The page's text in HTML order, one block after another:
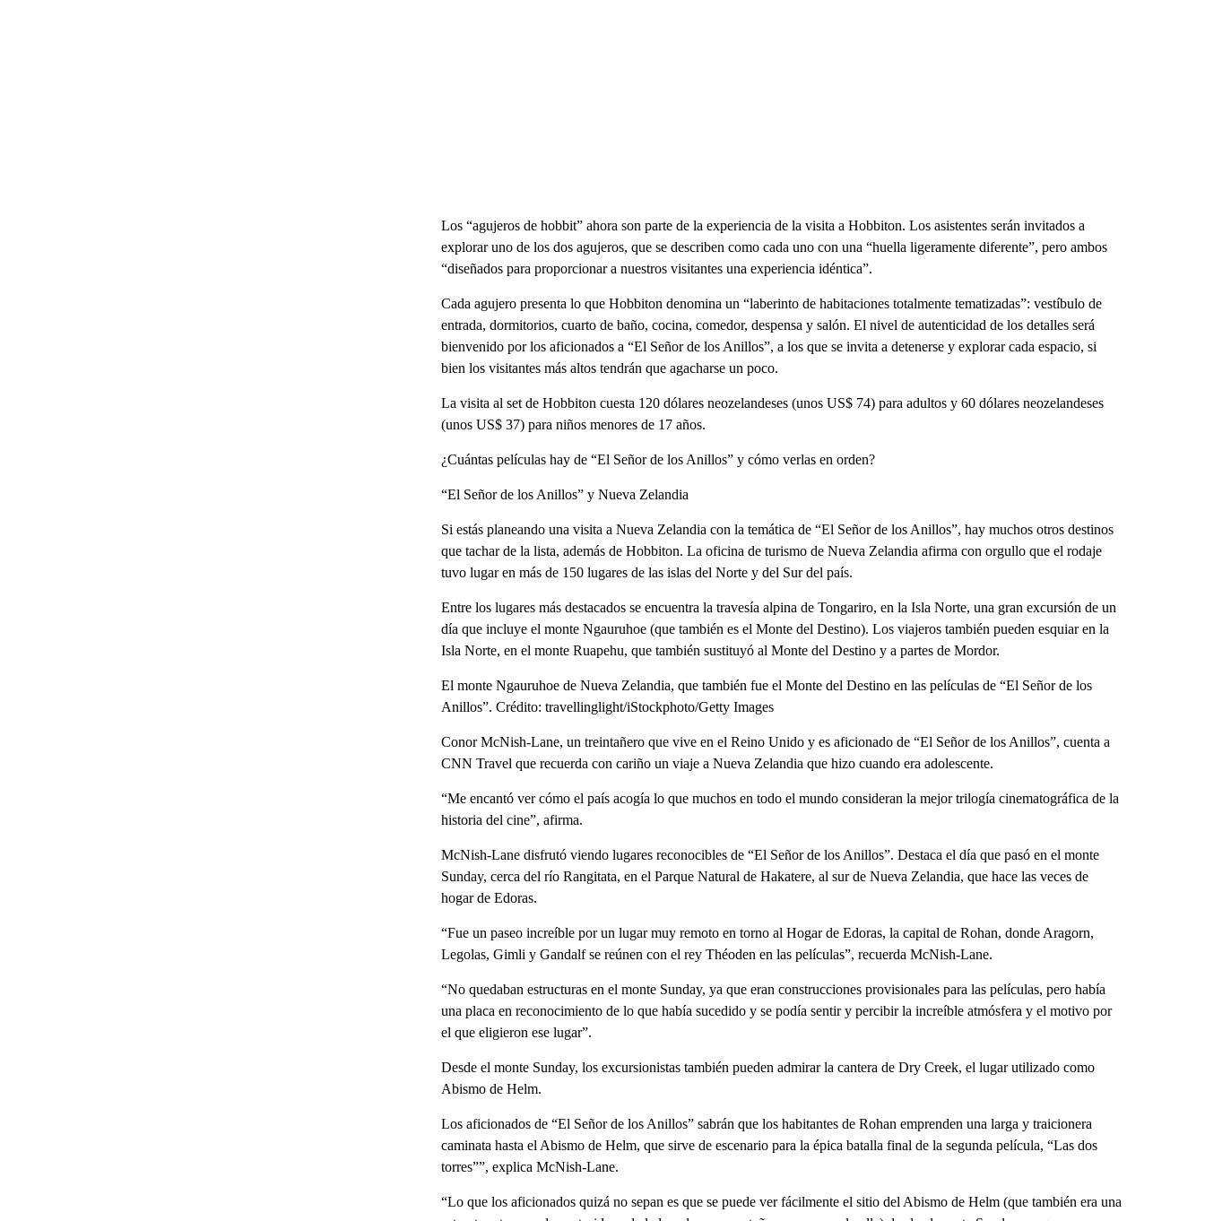
Los “agujeros de hobbit” ahora son parte de la experiencia de la visita a Hobbiton. Los asistentes serán invitados a
explorar uno de los dos agujeros, que se describen como cada uno con una “huella ligeramente diferente”, pero ambos
“diseñados para proporcionar a nuestros visitantes una experiencia idéntica”.
Cada agujero presenta lo que Hobbiton denomina un “laberinto de habitaciones totalmente tematizadas”: vestíbulo de
entrada, dormitorios, cuarto de baño, cocina, comedor, despensa y salón. El nivel de autenticidad de los detalles será
bienvenido por los aficionados a “El Señor de los Anillos”, a los que se invita a detenerse y explorar cada espacio, si
bien los visitantes más altos tendrán que agacharse un poco.
La visita al set de Hobbiton cuesta 120 dólares neozelandeses (unos US$ 74) para adultos y 60 dólares neozelandeses
(unos US$ 37) para niños menores de 17 años.
¿Cuántas películas hay de “El Señor de los Anillos” y cómo verlas en orden?
“El Señor de los Anillos” y Nueva Zelandia
Si estás planeando una visita a Nueva Zelandia con la temática de “El Señor de los Anillos”, hay muchos otros destinos
que tachar de la lista, además de Hobbiton. La oficina de turismo de Nueva Zelandia afirma con orgullo que el rodaje
tuvo lugar en más de 150 lugares de las islas del Norte y del Sur del país.
Entre los lugares más destacados se encuentra la travesía alpina de Tongariro, en la Isla Norte, una gran excursión de un
día que incluye el monte Ngauruhoe (que también es el Monte del Destino). Los viajeros también pueden esquiar en la
Isla Norte, en el monte Ruapehu, que también sustituyó al Monte del Destino y a partes de Mordor.
El monte Ngauruhoe de Nueva Zelandia, que también fue el Monte del Destino en las películas de “El Señor de los
Anillos”. Crédito: travellinglight/iStockphoto/Getty Images
Conor McNish-Lane, un treintañero que vive en el Reino Unido y es aficionado de “El Señor de los Anillos”, cuenta a
CNN Travel que recuerda con cariño un viaje a Nueva Zelandia que hizo cuando era adolescente.
“Me encantó ver cómo el país acogía lo que muchos en todo el mundo consideran la mejor trilogía cinematográfica de la
historia del cine”, afirma.
McNish-Lane disfrutó viendo lugares reconocibles de “El Señor de los Anillos”. Destaca el día que pasó en el monte
Sunday, cerca del río Rangitata, en el Parque Natural de Hakatere, al sur de Nueva Zelandia, que hace las veces de
hogar de Edoras.
“Fue un paseo increíble por un lugar muy remoto en torno al Hogar de Edoras, la capital de Rohan, donde Aragorn,
Legolas, Gimli y Gandalf se reúnen con el rey Théoden en las películas”, recuerda McNish-Lane.
“No quedaban estructuras en el monte Sunday, ya que eran construcciones provisionales para las películas, pero había
una placa en reconocimiento de lo que había sucedido y se podía sentir y percibir la increíble atmósfera y el motivo por
el que eligieron ese lugar”.
Desde el monte Sunday, los excursionistas también pueden admirar la cantera de Dry Creek, el lugar utilizado como
Abismo de Helm.
Los aficionados de “El Señor de los Anillos” sabrán que los habitantes de Rohan emprenden una larga y traicionera
caminata hasta el Abismo de Helm, que sirve de escenario para la épica batalla final de la segunda película, “Las dos
torres””, explica McNish-Lane.
“Lo que los aficionados quizá no sepan es que se puede ver fácilmente el sitio del Abismo de Helm (que también era una